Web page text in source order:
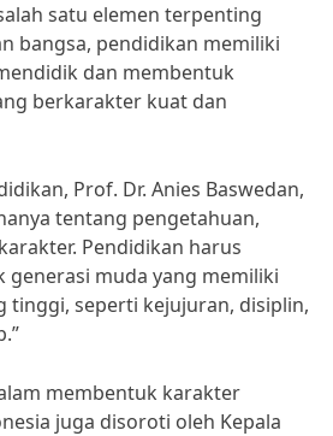
satu elemen terpenting
bangsa, pendidikan memiliki
dan membentuk
berkarakter kuat dan
Prof. Dr. Anies Baswedan,
tentang pengetahuan,
Pendidikan harus
generasi muda yang memiliki
tinggi, seperti kejujuran, disiplin,
membentuk karakter
juga disoroti oleh Kepala